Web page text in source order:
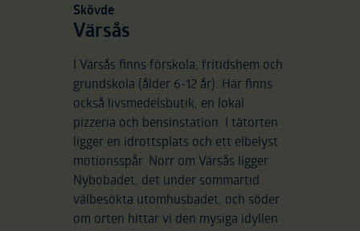
Skövde
Värsås
I Värsås finns förskola, fritidshem och
grundskola (ålder 6-12 år). Här finns
också livsmedelsbutik, en lokal
pizzeria och bensinstation. I tätorten
ligger en idrottsplats och ett elbelyst
motionsspår. Norr om Värsås ligger
Nybobadet, det under sommartid
välbesökta utomhusbadet, och söder
om orten hittar vi den mysiga idyllen